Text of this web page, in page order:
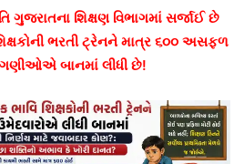
શિક્ષણ વિભાગમાં સર્જાઈ છે
ભરતી ટ્રેનને માત્ર ૬૦૦ અસફળ
બાનમાં લીધી છે!